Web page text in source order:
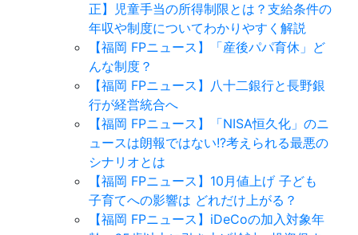
正】児童手当の所得制限とは？支給条件の
年収や制度についてわかりやすく解説
【福岡 FPニュース】「産後パパ育休」ど
んな制度？
【福岡 FPニュース】八十二銀行と長野銀
行が経営統合へ
【福岡 FPニュース】「NISA恒久化」のニ
ュースは朗報ではない!?考えられる最悪の
シナリオとは
【福岡 FPニュース】10月値上げ 子ども
子育てへの影響は どれだけ上がる？
【福岡 FPニュース】iDeCoの加入対象年